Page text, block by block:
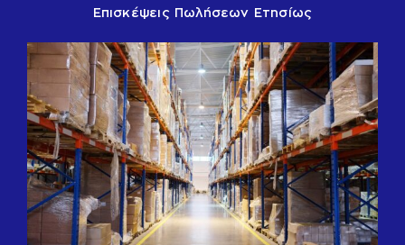
Επισκέψεις Πωλήσεων Ετησίως